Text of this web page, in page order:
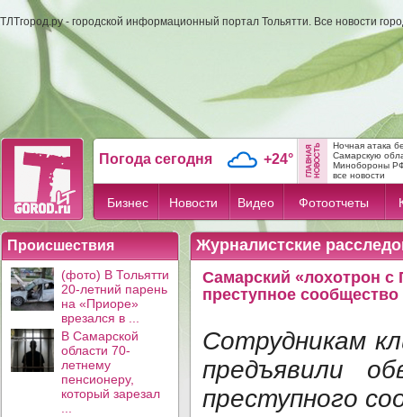
ТЛТгород.ру - городской информационный портал Тольятти. Все новости
Погода сегодня +24°
Ночная атака
Самарскую
Минобороны
все новости
Бизнес Новости Видео Фотоотчеты
Происшествия
(фото) В Тольятти
20-летний парень
на «Приоре»
врезался в ...
В Самарской
области 70-
летнему
пенсионеру,
который зарезал
Журналистские
Самарский «лохотрон с
преступное сообщество
Сотрудникам
предъявили
преступного